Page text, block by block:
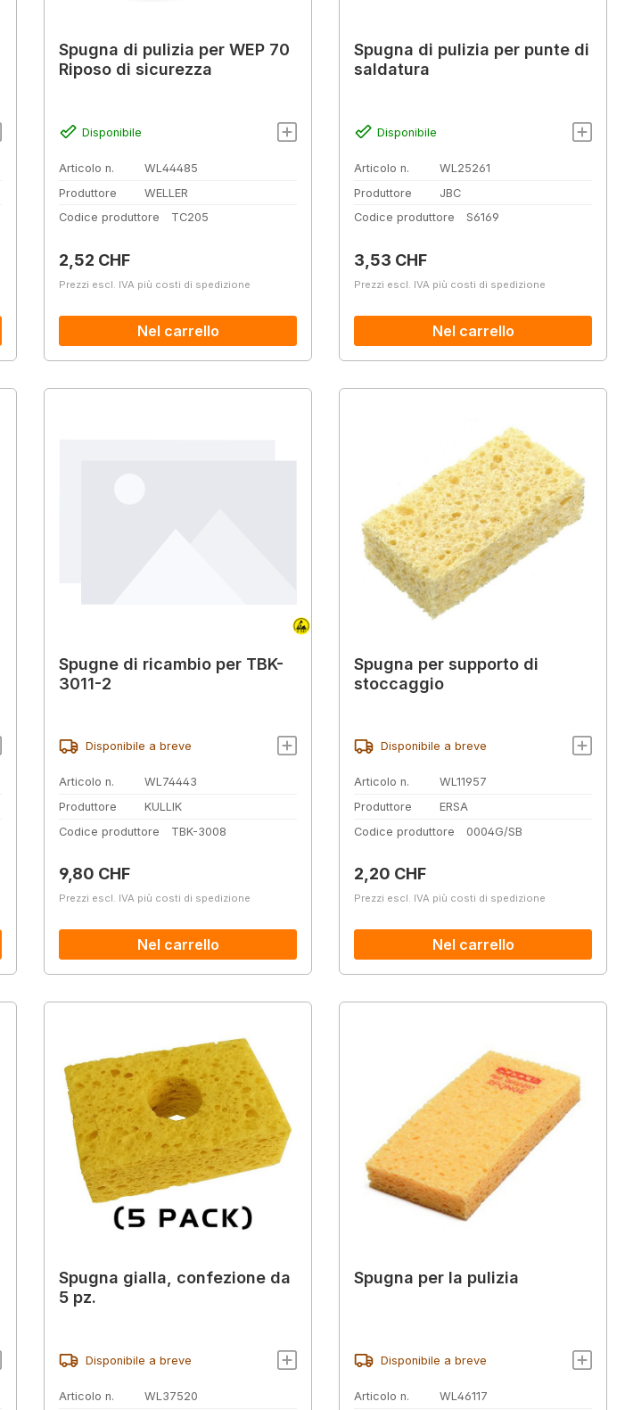
Spugna di pulizia per WEP 70
Riposo di sicurezza
Disponibile
Articolo n.
WL44485
Produttore
WELLER
Codice produttore
TC205
Prezzo normale:
2,52 CHF
Prezzi escl. IVA più costi di spedizione
Nel carrello
Spugna di pulizia per punte di
saldatura
Disponibile
Articolo n.
WL25261
Produttore
JBC
Codice produttore
S6169
Prezzo normale:
3,53 CHF
Prezzi escl. IVA più costi di spedizione
Nel carrello
Spugne di ricambio per TBK-
3011-2
Disponibile a breve
Articolo n.
WL74443
Produttore
KULLIK
Codice produttore
TBK-3008
Prezzo normale:
9,80 CHF
Prezzi escl. IVA più costi di spedizione
Nel carrello
Spugna per supporto di
stoccaggio
Disponibile a breve
Articolo n.
WL11957
Produttore
ERSA
Codice produttore
0004G/SB
Prezzo normale:
2,20 CHF
Prezzi escl. IVA più costi di spedizione
Nel carrello
Spugna gialla, confezione da
5 pz.
Disponibile a breve
Articolo n. WL37520
Spugna per la pulizia
Disponibile a breve
Articolo n. WL46117